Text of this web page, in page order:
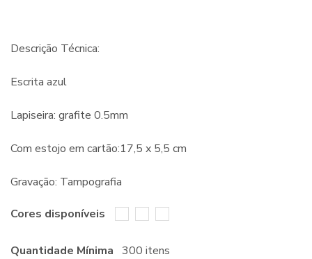
Descrição Técnica:
Escrita azul
Lapiseira: grafite 0.5mm
Com estojo em cartão:17,5 x 5,5 cm
Gravação: Tampografia
Cores disponíveis
Quantidade Mínima 300 itens